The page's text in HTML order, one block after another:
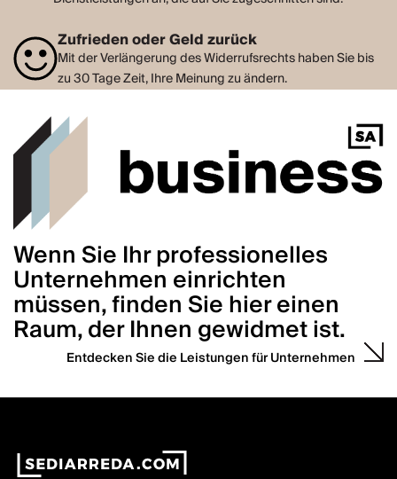
Zufrieden oder Geld zurück
Mit der Verlängerung des Widerrufsrechts haben Sie bis
zu 30 Tage Zeit, Ihre Meinung zu ändern.
Wenn Sie Ihr professionelles
Unternehmen einrichten
müssen, finden Sie hier einen
Raum, der Ihnen gewidmet ist.
Entdecken Sie die Leistungen für Unternehmen